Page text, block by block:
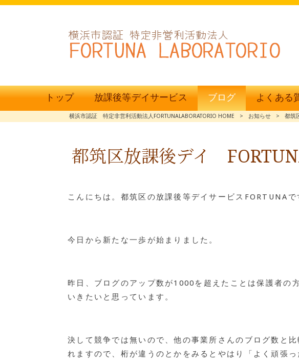
トップ 放課後等デイサービス ブログ よくある
横浜市認証 特定非営利活動法人FORTUNALABORATORIO HOME > お知らせ > 都筑
都筑区放課後デイ
こんにちは。都筑区の放課後等デイサービスFORTUNAで
今日から新たな一歩が始まりました。
昨日、ブログのアップ数が1000を超えたことは保護者の
いきたいと思っています。
決して競争では無いので、他の事業所さんのブログ数と
れますので、桁が違うのとかをみるとやはり「よく頑張